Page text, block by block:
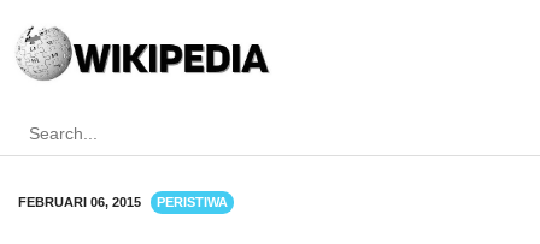
FEBRUARI 06, 2015 PERISTIWA